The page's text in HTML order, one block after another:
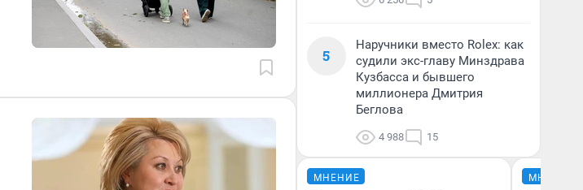
5
Наручники вместо Rolex: как
судили экс-главу Минздрава
Кузбасса и бывшего
миллионера Дмитрия
Беглова
4 988 15
МНЕНИЕ МНЕНИЕ